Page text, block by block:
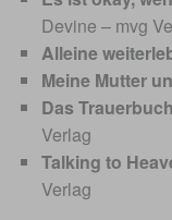
Devine – mvg
Alleine
Meine Mutter
Das
Verlag
Talking to
Verlag
Skip back to main navigation